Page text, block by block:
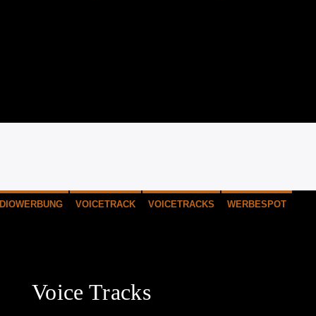
VOICETRACK VOICETRACKS WERBESPOT
Voice Tracks